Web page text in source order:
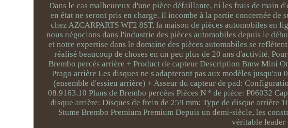
Dans le cas malheureux d'une pièce défaillante, ni les frais de main
en état ne seront pris en charge. Il incombe à la partie concernée de
chez AZCARPARTS WF2 8ST, la maison de pièces automobiles en
nous négocions dans l'industrie des pièces automobiles depuis le
et notre expertise dans le domaine des pièces automobiles se
réalisé beaucoup de choses en un peu plus de 20 ans d'activité.
Brembo percés arrière + Product de capteur Description Bmw Mini
Prago arrière Les disques ne s'adapteront pas aux modèles
(ensemble d'essieu arrière) + Asseur du capteur de pad:
08.9163.10 Plans de Brembo percées Pièces N ° de pièce: P06032
disque arrière: Disques de frein de 259 mm: Type de disque arrière
Stume Brembo Premium Premium Depuis un demi-siècle, les
véritable leader